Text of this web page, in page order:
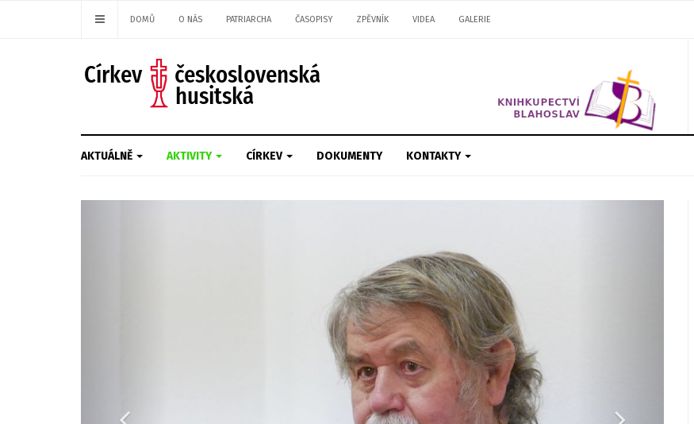
DOMŮ O NÁS PATRIARCHA ČASOPISY ZPĚVNÍK VIDEA GALERIE
AKTUÁLNĚ AKTIVITY CÍRKEV DOKUMENTY KONTAKTY